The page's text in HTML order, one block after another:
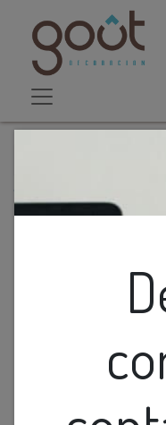
Lamp. Colg. 1L E27